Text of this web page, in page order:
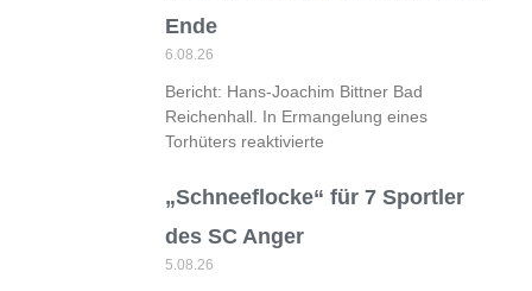
Ende
6.08.26
Bericht: Hans-Joachim Bittner Bad
Reichenhall. In Ermangelung eines
Torhüters reaktivierte
„Schneeflocke“ für 7 Sportler
des SC Anger
5.08.26